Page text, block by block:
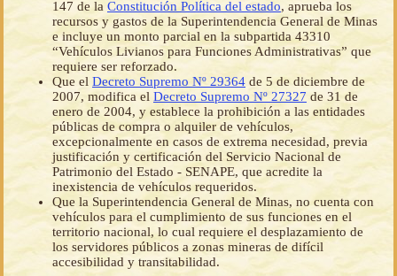
147 de la Constitución Política del estado, aprueba los
recursos y gastos de la Superintendencia General de Minas
e incluye un monto parcial en la subpartida 43310
“Vehículos Livianos para Funciones Administrativas” que
requiere ser reforzado.
Que el Decreto Supremo Nº 29364 de 5 de diciembre de
2007, modifica el Decreto Supremo Nº 27327 de 31 de
enero de 2004, y establece la prohibición a las entidades
públicas de compra o alquiler de vehículos,
excepcionalmente en casos de extrema necesidad, previa
justificación y certificación del Servicio Nacional de
Patrimonio del Estado - SENAPE, que acredite la
inexistencia de vehículos requeridos.
Que la Superintendencia General de Minas, no cuenta con
vehículos para el cumplimiento de sus funciones en el
territorio nacional, lo cual requiere el desplazamiento de
los servidores públicos a zonas mineras de difícil
accesibilidad y transitabilidad.